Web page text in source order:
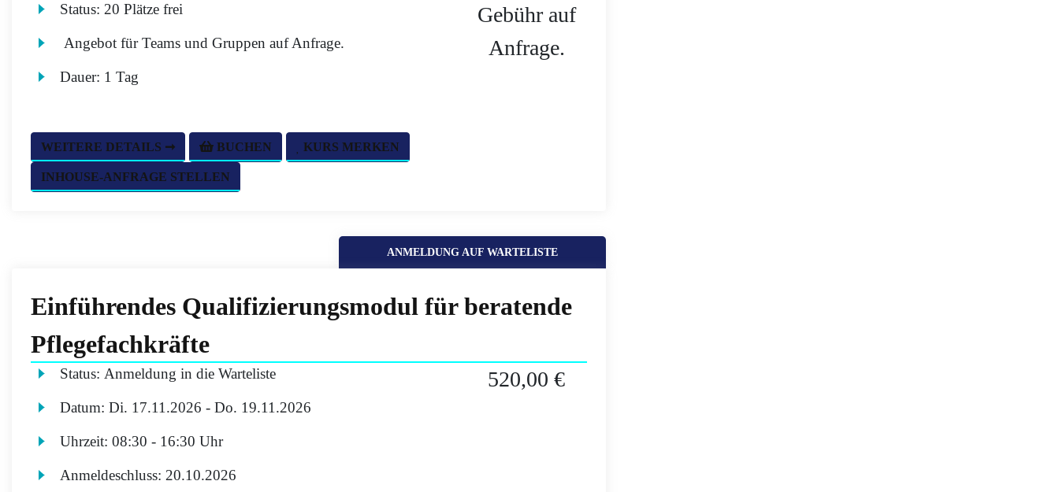
Status: 20 Plätze frei
Angebot für Teams und Gruppen auf Anfrage.
Dauer: 1 Tag
Gebühr auf
Anfrage.
WEITERE DETAILS ➞ BUCHEN KURS MERKEN
INHOUSE-ANFRAGE STELLEN
ANMELDUNG AUF WARTELISTE
Einführendes Qualifizierungsmodul für beratende
Pflegefachkräfte
Status: Anmeldung in die Warteliste
Datum:Di. 17.11.2026 -Do. 19.11.2026
Uhrzeit:08:30 - 16:30 Uhr
Anmeldeschluss: 20.10.2026
520,00 €